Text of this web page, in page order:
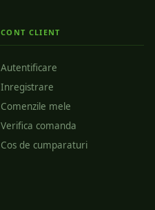
CONT CLIENT
Autentificare
Inregistrare
Comenzile mele
Verifica comanda
Cos de cumparaturi